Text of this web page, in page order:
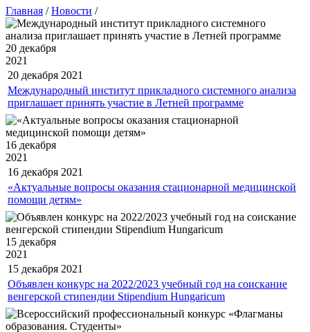
Главная /Новости /
20 декабря
2021
20 декабря 2021
Международный институт прикладного системного анализа
приглашает принять участие в Летней программе
16 декабря
2021
16 декабря 2021
«Актуальные вопросы оказания стационарной медицинской
помощи детям»
15 декабря
2021
15 декабря 2021
Объявлен конкурс на 2022/2023 учебный год на соискание
венгерской стипендии Stipendium Hungaricum